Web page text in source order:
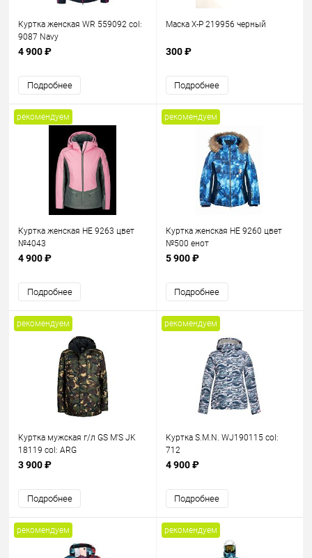
Куртка женская WR 559092 col:
9087 Navy
4 900 ₽
Подробнее
Маска X-P 219956 черный
300 ₽
Подробнее
рекомендуем
Куртка женская HE 9263 цвет
№4043
4 900 ₽
Подробнее
рекомендуем
Куртка женская HE 9260 цвет
№500 енот
5 900 ₽
Подробнее
рекомендуем
Куртка мужская г/л GS M'S JK
18119 col: ARG
3 900 ₽
Подробнее
рекомендуем
Куртка S.M.N. WJ190115 col:
712
4 900 ₽
Подробнее
рекомендуем рекомендуем